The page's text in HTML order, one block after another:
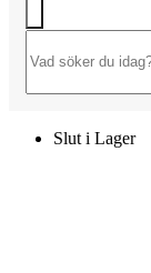
Slut i Lager